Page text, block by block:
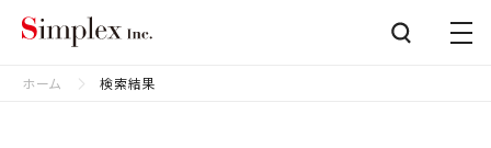
ホーム 検索結果